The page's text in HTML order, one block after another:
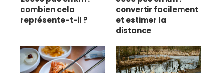
combien cela
représente-t-il ?
convertir facilement
et estimer la
distance